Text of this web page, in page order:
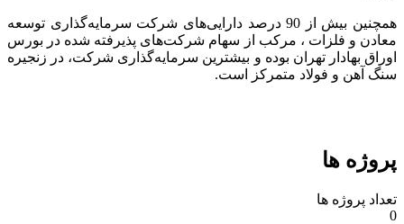
همچنین بیش از 90 درصد دارایی‌های شرکت سرمایه‌گذاری توسعه
معادن و فلزات ، مرکب از سهام شرکت‌های پذیرفته شده در بورس
اوراق بهادار تهران بوده و بیشترین سرمایه‌گذاری شرکت، در زنجیره
سنگ آهن و فولاد متمرکز است.
پروژه ها
تعداد پروژه ها
0